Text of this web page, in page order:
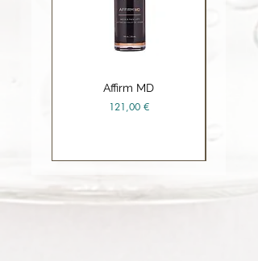
Affirm MD
Prix
121,00 €